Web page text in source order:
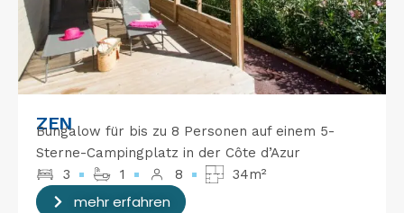
ZEN
Bungalow für bis zu 8 Personen auf einem 5-
Sterne-Campingplatz in der Côte d’Azur
3
1 8 34m²
mehr erfahren